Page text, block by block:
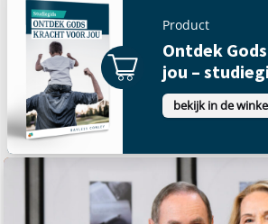
Product
Ontdek
jou –
bekijk in de